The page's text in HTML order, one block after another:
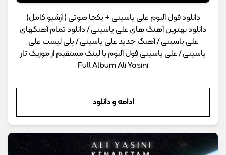
دانلود فول آلبوم علی یاسینی + یکجا صوتی ( آرشیو کامل)
دانلود بهترین آهنگ های علی یاسینی / دانلود تمام آهنگهای
علی یاسینی / آهنگ جدید علی یاسینی / پلی لیست علی
یاسینی / علی یاسینی فول آلبوم با لینک مستقیم از موزیک تار
Full Album Ali Yasini
ادامه و دانلود